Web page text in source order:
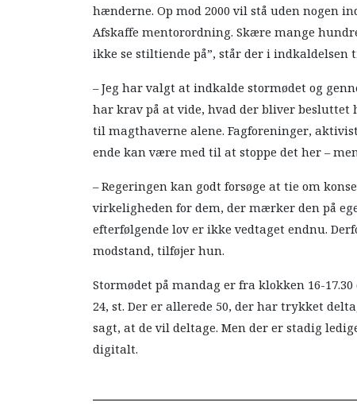
hænderne. Op mod 2000 vil stå uden nogen
Afskaffe mentorordning. Skære mange
ikke se stiltiende på”, står der i indkaldelsen
– Jeg har valgt at indkalde stormødet og
har krav på at vide, hvad der bliver besluttet
til magthaverne alene. Fagforeninger,
ende kan være med til at stoppe det her –
– Regeringen kan godt forsøge at tie om
virkeligheden for dem, der mærker den på
efterfølgende lov er ikke vedtaget endnu.
modstand, tilføjer hun.
Stormødet på mandag er fra klokken 16-
24, st. Der er allerede 50, der har trykket
sagt, at de vil deltage. Men der er stadig
digitalt.